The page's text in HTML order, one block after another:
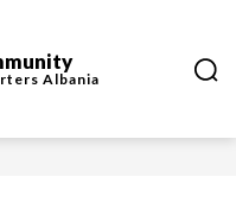
Albania